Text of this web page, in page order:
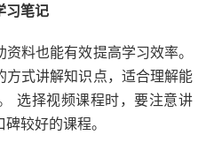
习笔记
料也能有效提高学习效率。
方式讲解知识点，适合理解能
选择视频课程时，要注意讲
较好的课程。